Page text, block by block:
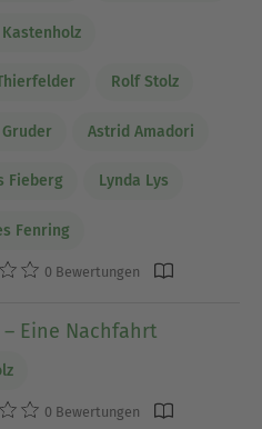
Rolf Stolz
Astrid Amadori
Fieberg Lynda Lys
Fenring
0 Bewertungen
Eine Nachfahrt
0 Bewertungen